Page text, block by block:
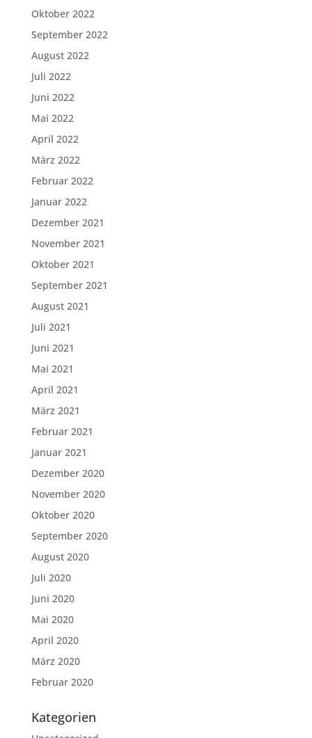
Oktober 2022
September 2022
August 2022
Juli 2022
Juni 2022
Mai 2022
April 2022
März 2022
Februar 2022
Januar 2022
Dezember 2021
November 2021
Oktober 2021
September 2021
August 2021
Juli 2021
Juni 2021
Mai 2021
April 2021
März 2021
Februar 2021
Januar 2021
Dezember 2020
November 2020
Oktober 2020
September 2020
August 2020
Juli 2020
Juni 2020
Mai 2020
April 2020
März 2020
Februar 2020
Kategorien